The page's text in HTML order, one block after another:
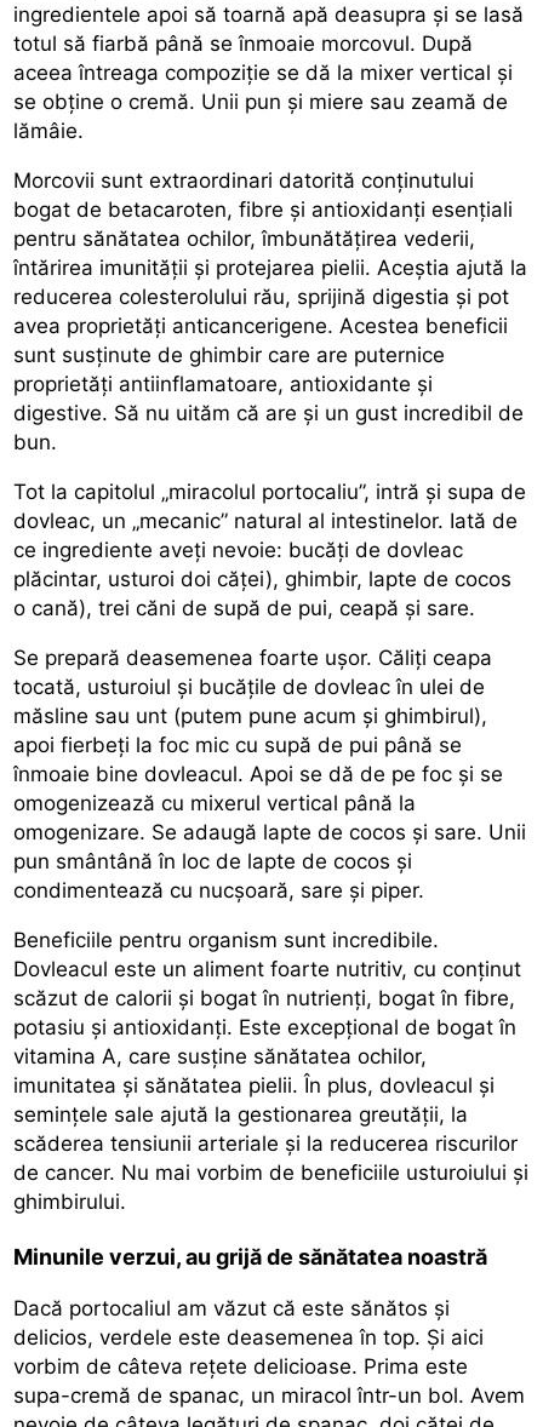
ingredientele apoi să toarnă apă deasupra și se lasă
totul să fiarbă până se înmoaie morcovul. După
aceea întreaga compoziție se dă la mixer vertical și
se obține o cremă. Unii pun și miere sau zeamă de
lămâie.
Morcovii sunt extraordinari datorită conținutului
bogat de betacaroten, fibre și antioxidanți esențiali
pentru sănătatea ochilor, îmbunătățirea vederii,
întărirea imunității și protejarea pielii. Aceștia ajută la
reducerea colesterolului rău, sprijină digestia și pot
avea proprietăți anticancerigene. Acestea beneficii
sunt susținute de ghimbir care are puternice
proprietăți antiinflamatoare, antioxidante și
digestive. Să nu uităm că are și un gust incredibil de
bun.
Tot la capitolul „miracolul portocaliu”, intră și supa de
dovleac, un „mecanic” natural al intestinelor. Iată de
ce ingrediente aveți nevoie: bucăți de dovleac
plăcintar, usturoi doi căței), ghimbir, lapte de cocos
o cană), trei căni de supă de pui, ceapă și sare.
Se prepară deasemenea foarte ușor. Căliți ceapa
tocată, usturoiul și bucățile de dovleac în ulei de
măsline sau unt (putem pune acum și ghimbirul),
apoi fierbeți la foc mic cu supă de pui până se
înmoaie bine dovleacul. Apoi se dă de pe foc și se
omogenizează cu mixerul vertical până la
omogenizare. Se adaugă lapte de cocos și sare. Unii
pun smântână în loc de lapte de cocos și
condimentează cu nucșoară, sare și piper.
Beneficiile pentru organism sunt incredibile.
Dovleacul este un aliment foarte nutritiv, cu conținut
scăzut de calorii și bogat în nutrienți, bogat în fibre,
potasiu și antioxidanți. Este excepțional de bogat în
vitamina A, care susține sănătatea ochilor,
imunitatea și sănătatea pielii. În plus, dovleacul și
semințele sale ajută la gestionarea greutății, la
scăderea tensiunii arteriale și la reducerea riscurilor
de cancer. Nu mai vorbim de beneficiile usturoiului și
ghimbirului.
Minunile verzui, au grijă de sănătatea noastră
Dacă portocaliul am văzut că este sănătos și
delicios, verdele este deasemenea în top. Și aici
vorbim de câteva rețete delicioase. Prima este
supa-cremă de spanac, un miracol într-un bol. Avem